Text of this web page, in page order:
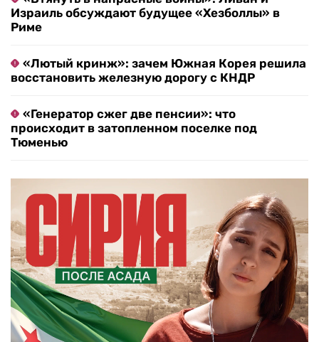
Израиль обсуждают будущее «Хезболлы» в
Риме
«Лютый кринж»: зачем Южная Корея решила
восстановить железную дорогу с КНДР
«Генератор сжег две пенсии»: что
происходит в затопленном поселке под
Тюменью